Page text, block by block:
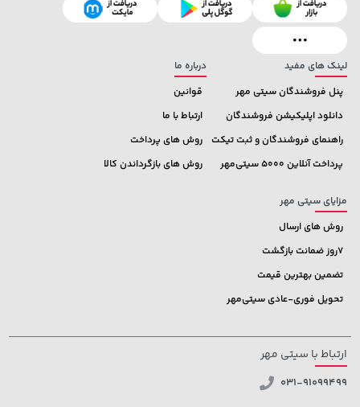
315,900 تومان خرید 315,900 تومان
لینک های مفید
پنل فروشندگان سیتی مهر
دانلود اپلیکیشن فروشندگان
راهنمای فروشندگان و ثبت تیکت
پرداخت آنلاین 5000 سیتی‌مهر
درباره ما
قوانین
ارتباط با ما
روش های پرداخت
روش های بازگرداندن کالا
مزایای سیتی مهر
روش های ارسال
7روز ضمانت بازگشت
تضمین بهترین قیمت
تحویل فوری-عادی سیتی‌مهر
ارتباط با سیتی مهر
031-91099499